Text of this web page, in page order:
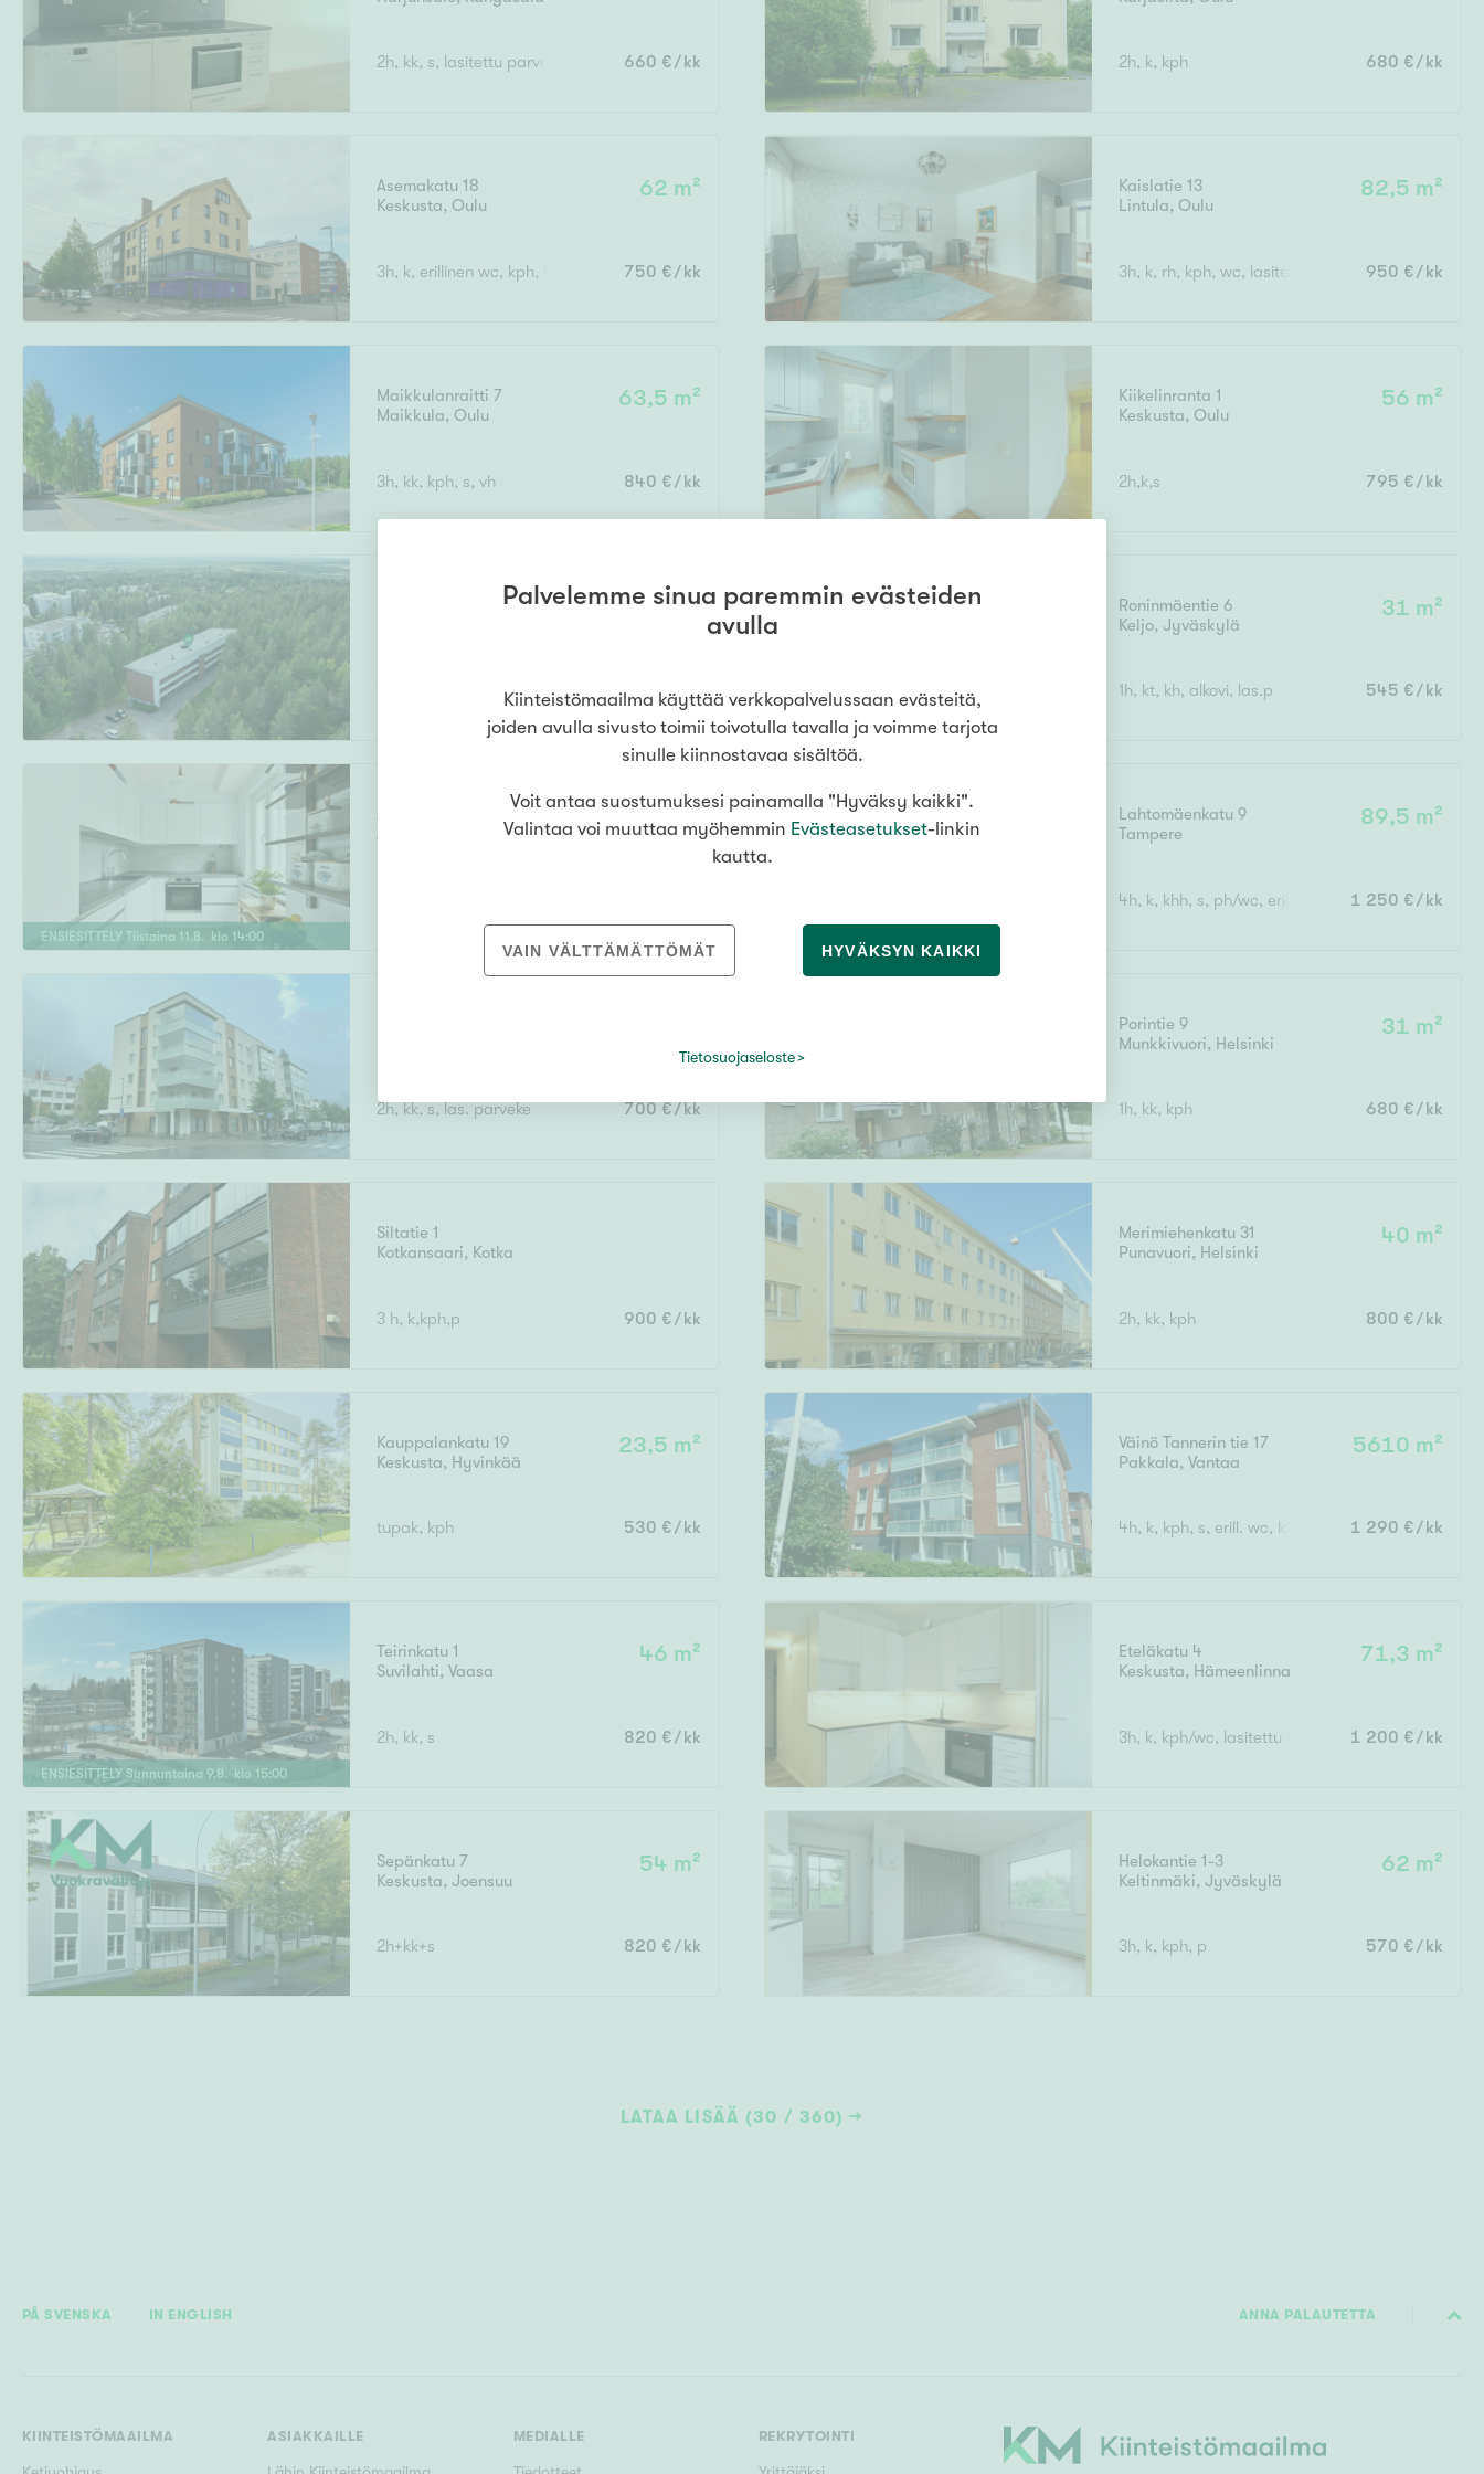
Ominaisuudet
Hissi
2h, kk, s, lasitettu parveke 660 €/kk 2h, k, kph 680 €/kk
Asemakatu 18
Keskusta, Oulu
62 m²
3h, k, erillinen wc, kph, kodihoitotila750 €/kk
Kaislatie 13
Lintula, Oulu
82,5 m²
3h, k, rh, kph, wc, lasitettu parveke950 €/kk
Maikkulanraitti 7
Maikkula, Oulu
63,5 m²
3h, kk, kph, s, vh 840 €/kk
Kiikelinranta 1
Keskusta, Oulu
56 m²
2h,k,s 795 €/kk
39,5 m²
590 €/kk
Roninmäentie 6
Keljo,Jyväskylä
31 m²
1h, kt, kh, alkovi, las.p 545 €/kk
ENSIESITTELY Tiistaina 11 .8. klo 14:00
Aleksis Kiven katu 58
Alppila
54,8 m²
Lahtomäenkatu 9
Tampere
89,5 m²
4h, k, khh, s, ph/wc, erill. wc, vh + lasitettu
1 250 €/kk
2h, kk, s, las. parveke 700 €/kk
Porintie 9
Munkkivuori, Helsinki
31 m²
1h, kk, kph 680 €/kk
Siltatie 1
Kotkansaari, Kotka
3 h, k,kph,p 900 €/kk
Merimiehenkatu 31
Punavuori, Helsinki
40 m²
2h, kk, kph 800 €/kk
Kauppalankatu 19
Keskusta, Hyvinkää
23,5 m²
tupak, kph 530 €/kk
Väinö Tannerin tie 17
Pakkala,Vantaa
5610 m²
4h, k, kph, s, erill. wc, lasitettu p.1 290 €/kk
ENSIESITTELY Sunnuntaina 9.8. klo 15:00
Teirinkatu 1
Suvilahti,Vaasa
46 m²
2h, kk, s 820 €/kk
Eteläkatu 4
Keskusta, Hämeenlinna
71,3 m²
3h, k, kph/wc, lasitettu parveke 1 200 €/kk
Sepänkatu 7
Keskusta,Joensuu
54 m²
2h+kk+s 820 €/kk
Helokantie 1-3
Keltinmäki,Jyväskylä
62 m²
3h, k, kph, p 570 €/kk
LATAA LISÄÄ (30 / 360)
PÅ SVENSKA IN ENGLISH ANNA PALAUTETTA
KIINTEISTÖMAAILMA ASIAKKAILLE MEDIALLE REKRYTOINTI
Palvelemme sinua paremmin evästeiden
avulla
Kiinteistömaailma käyttää verkkopalvelussaan evästeitä,
joiden avulla sivusto toimii toivotulla tavalla ja voimme tarjota
sinulle kiinnostavaa sisältöä.
Voit antaa suostumuksesi painamalla "Hyväksy kaikki".
Valintaa voi muuttaa myöhemmin Evästeasetukset-linkin
kautta.
VAIN VÄLTTÄMÄTTÖMÄT HYVÄKSYN KAIKKI
Tietosuojaseloste